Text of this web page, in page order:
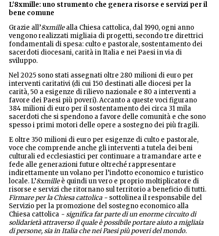
L'8xmille: uno strumento che genera risorse e servizi per il
bene comune
Grazie all’8xmillealla Chiesa cattolica, dal 1990, ogni anno
vengono realizzati migliaia di progetti, secondo tre direttrici
fondamentali di spesa: culto e pastorale, sostentamento dei
sacerdoti diocesani, carità in Italia e nei Paesi in via di
sviluppo.
Nel 2025 sono stati assegnati oltre 280 milioni di euro per
interventi caritativi (di cui 150 destinati alle diocesi per la
carità, 50 a esigenze di rilievo nazionale e 80 a interventi a
favore dei Paesi più poveri). Accanto a queste voci figurano
384 milioni di euro per il sostentamento dei circa 31 mila
sacerdoti che si spendono a favore delle comunità e che sono
spesso i primi motori delle opere a sostegno dei più fragili.
E oltre 350 milioni di euro per esigenze di culto e pastorale,
voce che comprende anche gli interventi a tutela dei beni
culturali ed ecclesiastici per continuare a tramandare arte e
fede alle generazioni future oltreché rappresentare
indirettamente un volano per l’indotto economico e turistico
locale. L’8xmilleè quindi un vero e proprio moltiplicatore di
risorse e servizi che ritornano sul territorio a beneficio di tutti.
Firmare per la Chiesa cattolica - sottolinea il responsabile del
Servizio per la promozione del sostegno economico alla
Chiesa cattolica -significa far parte di un enorme circuito di
solidarietà attraverso il quale è possibile portare aiuto a migliaia
di persone, sia in Italia che nei Paesi più poveri del mondo.